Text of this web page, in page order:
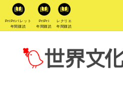
PriPriパレット
年間購読
PriPri
年間購読
レクリエ
年間購読